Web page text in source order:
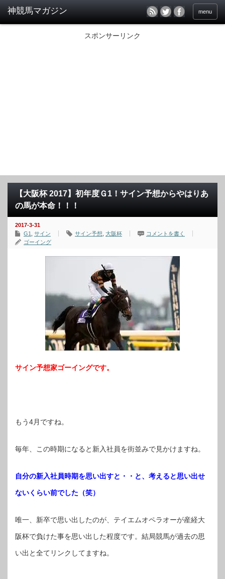
menu
スポンサーリンク
【大阪杯 2017】初年度Ｇ1！サイン予想からやはりあ
の馬が本命！！！
2017-3-31
G1
サイン サイン予想 大阪杯
コメントを書く
ゴーイング
サイン予想家ゴーイングです。
もう4月ですね。
毎年、この時期になると新入社員を街並みで見かけますね。
自分の新入社員時期を思い出すと・・と、考えると思い出せ
ないくらい前でした（笑）
唯一、新卒で思い出したのが、テイエムオペラオーが産経大
阪杯で負けた事を思い出した程度です。結局競馬が過去の思
い出と全てリンクしてますね。